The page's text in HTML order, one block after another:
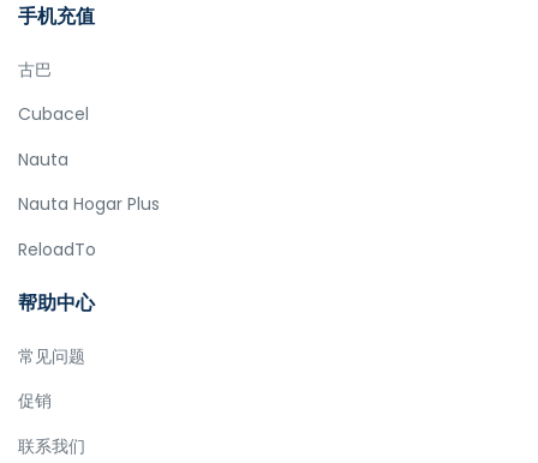
手机充值
古巴
Cubacel
Nauta
Nauta Hogar Plus
ReloadTo
帮助中心
常见问题
促销
联系我们